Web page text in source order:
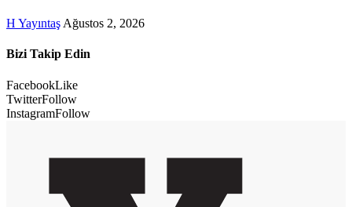
H Yayıntaş Ağustos 2, 2026
Bizi Takip Edin
FacebookLike
TwitterFollow
InstagramFollow